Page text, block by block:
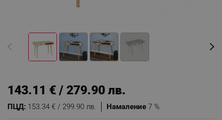
Намаление 7 %
ПЦД: 153.34 € / 299.90 лв.
143.11 € / 279.90 лв.